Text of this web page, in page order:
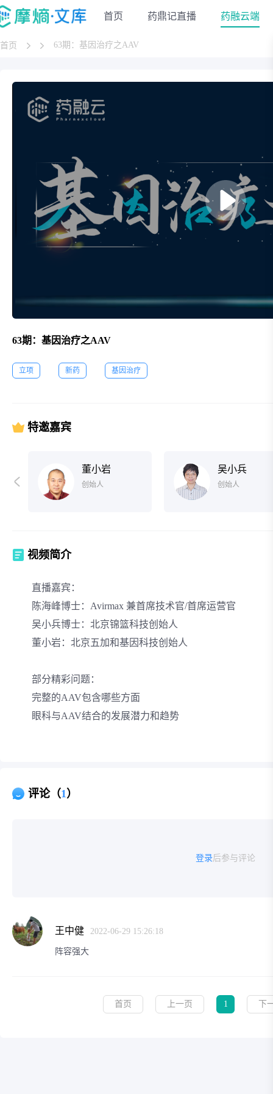
首页 药鼎记直播 药融云端
首页 63期：基因治疗之AAV
63期：基因治疗之AAV
立项 新药 基因治疗
特邀嘉宾
董小岩
创始人
吴小兵
创始人
视频简介
直播嘉宾：
陈海峰博士：Avirmax 兼首席技术官/首席运营官
吴小兵博士：北京锦篮科技创始人
董小岩：北京五加和基因科技创始人
部分精彩问题：
完整的AAV包含哪些方面
眼科与AAV结合的发展潜力和趋势
评论（1）
登录后参与评论
王中健 2022-06-29 15:26:18
阵容强大
首页 上一页 1 下